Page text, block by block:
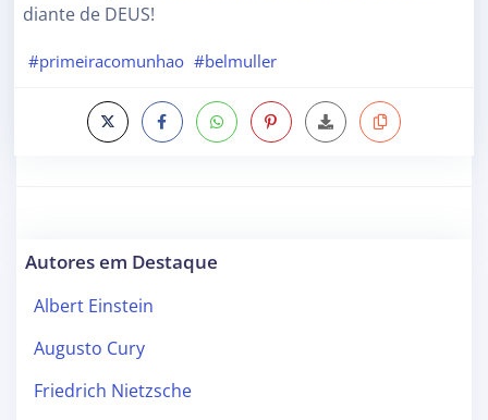
diante de DEUS!
#primeiracomunhao #belmuller
Autores em Destaque
Albert Einstein
Augusto Cury
Friedrich Nietzsche